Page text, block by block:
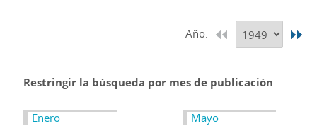
Año:
Restringir la búsqueda por mes de publicación
Enero
Mayo